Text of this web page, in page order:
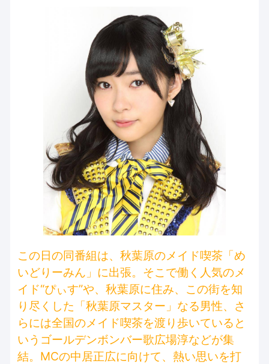
この日の同番組は、秋葉原のメイド喫茶「め
いどりーみん」に出張。そこで働く人気のメ
イド“ぴぃす”や、秋葉原に住み、この街を知
り尽くした「秋葉原マスター」なる男性、さ
らには全国のメイド喫茶を渡り歩いていると
いうゴールデンボンバー歌広場淳などが集
結。MCの中居正広に向けて、熱い思いを打